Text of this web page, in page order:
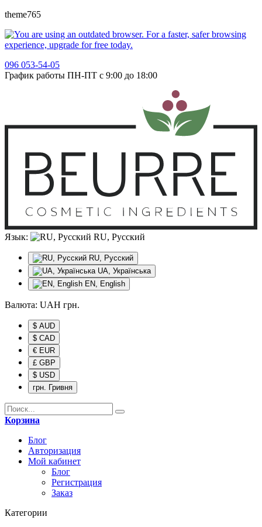
theme765
096 053-54-05
График работы ПН-ПТ с 9:00 до 18:00
Язык: RU, Русский
RU, Русский
UA, Українська
EN, English
Валюта: UAH грн.
$ AUD
$ CAD
€ EUR
£ GBP
$ USD
грн. Гривня
Корзина
Блог
Авторизация
Мой кабинет
Блог
Регистрация
Заказ
Категории